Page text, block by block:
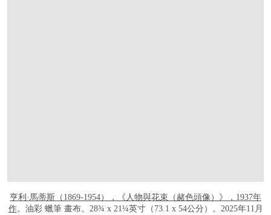
亨利·馬蒂斯（1869-1954），《人物與花束（赭色頭像）》，1937年
作。油彩 蠟筆 畫布。28¾ x 21¼英寸（73.1 x 54公分）。2025年11月